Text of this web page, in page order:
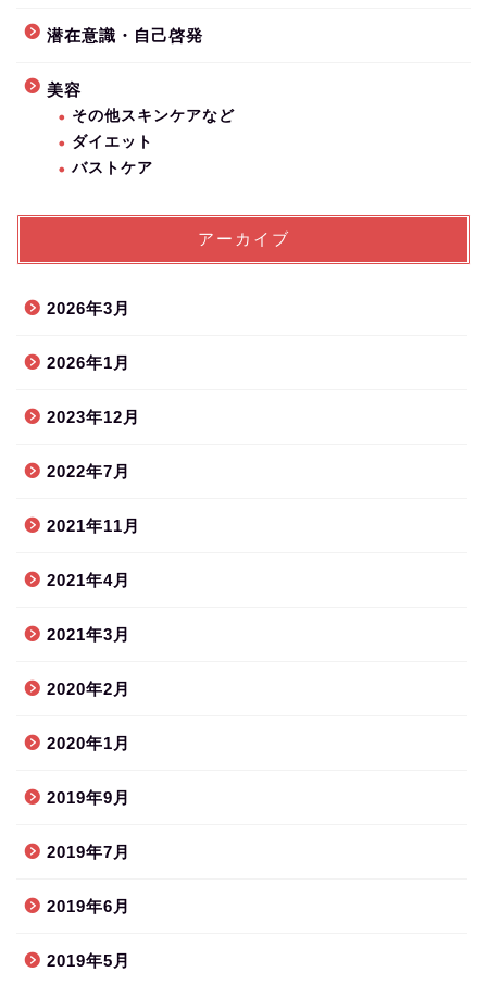
潜在意識・自己啓発
美容
その他スキンケアなど
ダイエット
バストケア
アーカイブ
2026年3月
2026年1月
2023年12月
2022年7月
2021年11月
2021年4月
2021年3月
2020年2月
2020年1月
2019年9月
2019年7月
2019年6月
2019年5月